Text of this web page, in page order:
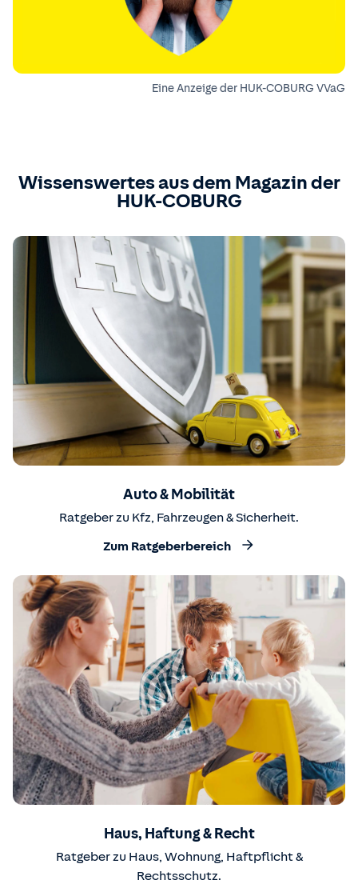
Eine Anzeige der HUK-COBURG VVaG
Wissenswertes aus dem Magazin der
HUK-COBURG
Auto & Mobilität
Ratgeber zu Kfz, Fahrzeugen & Sicherheit.
Zum Ratgeberbereich
Haus, Haftung & Recht
Ratgeber zu Haus, Wohnung, Haftpflicht &
Rechtsschutz.